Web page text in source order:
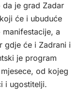
da je grad Zadar
će i ubuduće
a
gdje će i Zadrani i
je program
od kojeg
i ugostitelji.